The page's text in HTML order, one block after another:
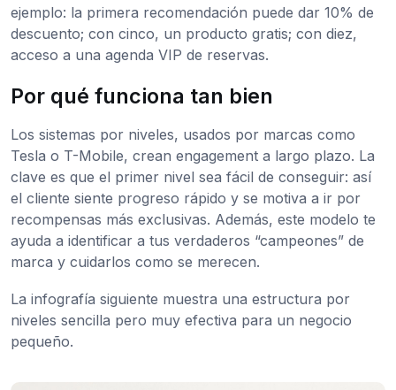
ejemplo: la primera recomendación puede dar 10% de
descuento; con cinco, un producto gratis; con diez,
acceso a una agenda VIP de reservas.
Por qué funciona tan bien
Los sistemas por niveles, usados por marcas como
Tesla o T-Mobile, crean engagement a largo plazo. La
clave es que el primer nivel sea fácil de conseguir: así
el cliente siente progreso rápido y se motiva a ir por
recompensas más exclusivas. Además, este modelo te
ayuda a identificar a tus verdaderos “campeones” de
marca y cuidarlos como se merecen.
La infografía siguiente muestra una estructura por
niveles sencilla pero muy efectiva para un negocio
pequeño.